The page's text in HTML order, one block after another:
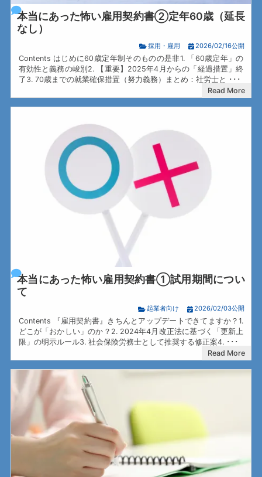
本当にあった怖い雇用契約書②定年60歳（延長
なし）
採用・雇用 2026/02/16公開
Contents はじめに60歳定年制そのものの是非1. 「60歳定年」の
有効性と義務の峻別2. 【重要】2025年4月からの「経過措置」終
了3. 70歳までの就業確保措置（努力義務）まとめ：社労士と ･･･
Read More
本当にあった怖い雇用契約書①試用期間につい
て
起業者向け 2026/02/03公開
Contents 『雇用契約書』きちんとアップデートできてますか？1.
どこが「おかしい」のか？2. 2024年4月改正法に基づく「更新上
限」の明示ルール3. 社会保険労務士として推奨する修正案4. ･･･
Read More